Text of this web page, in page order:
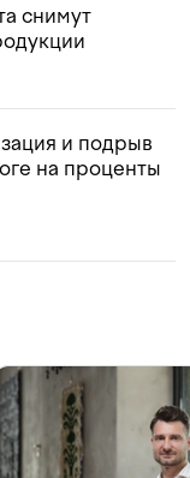
снимут
и подрыв
на проценты